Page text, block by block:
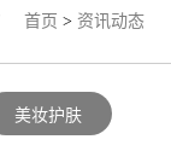
首页 > 资讯动态
美妆护肤